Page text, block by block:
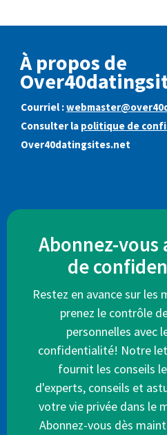
À propos de
Courriel :
Consulter la politique de
Over40datingsites.net
Abonnez-vous
de
Restez en avance sur les
prenez le contrôle
personnelles avec
confidentialité! Notre
fournit les conseils
d'experts, conseils et
votre vie privée dans le
Abonnez-vous dès